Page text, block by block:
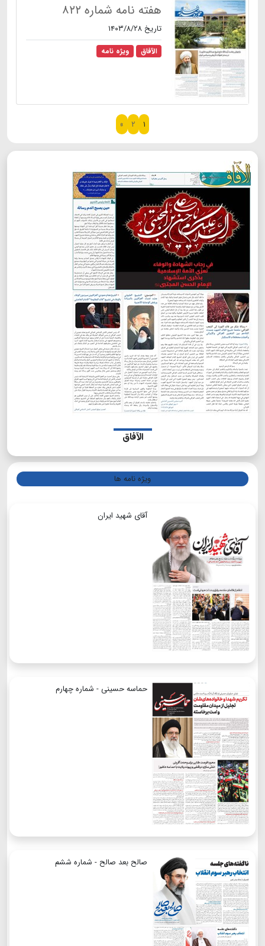
هفته نامه شماره ۸۲۲
تاریخ ۱۴۰۳/۸/۲۸
الآفاق ویژه نامه
۱ ۲ »
الآفاق
ویژه نامه ها
آقای شهید ایران
حماسه حسینی - شماره چهارم
صالح بعد صالح - شماره ششم